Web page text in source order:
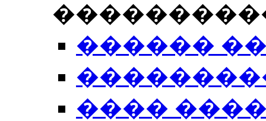
������
����